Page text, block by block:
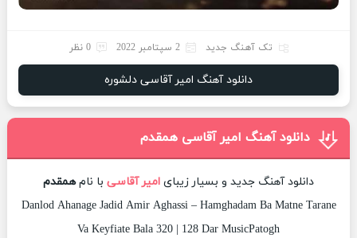
تک آهنگ جدید 2 سپتامبر 2022 0 نظر
دانلود آهنگ امیر آقاسی دلشوره
دانلود آهنگ امیر آقاسی همقدم
دانلود آهنگ جدید و بسیار زیبای امیر آقاسی با نامهمقدم
Danlod Ahanage Jadid Amir Aghassi – Hamghadam Ba Matne Tarane
Va Keyfiate Bala 320 | 128 Dar MusicPatogh